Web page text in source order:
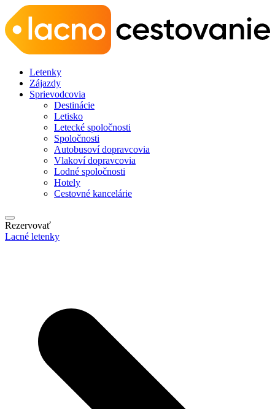
Letenky
Zájazdy
Sprievodcovia
Destinácie
Letisko
Letecké spoločnosti
Spoločnosti
Autobusoví dopravcovia
Vlakoví dopravcovia
Lodné spoločnosti
Hotely
Cestovné kancelárie
Rezervovať
Lacné letenky